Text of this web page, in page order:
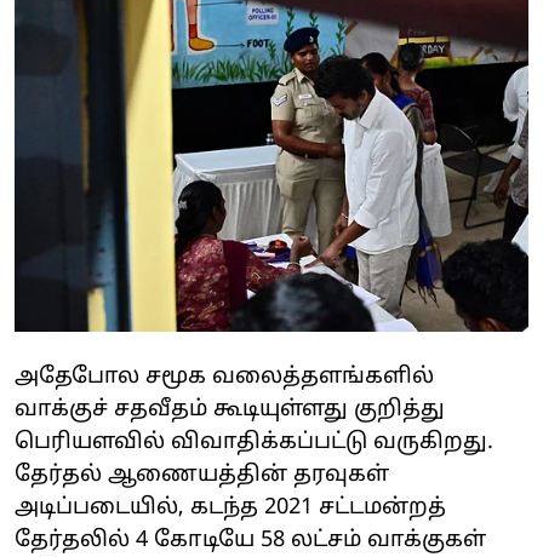
அதேபோல சமூக வலைத்தளங்களில்
வாக்குச் சதவீதம் கூடியுள்ளது குறித்து
பெரியளவில் விவாதிக்கப்பட்டு வருகிறது.
தேர்தல் ஆணையத்தின் தரவுகள்
அடிப்படையில், கடந்த 2021 சட்டமன்றத்
தேர்தலில் 4 கோடியே 58 லட்சம் வாக்குகள்